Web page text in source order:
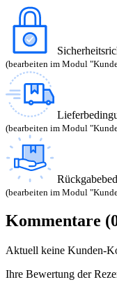
(bearbeiten im Modul
(bearbeiten im Modul
(bearbeiten im Modul
Kommentare
Aktuell keine Kunden-
Ihre Bewertung der